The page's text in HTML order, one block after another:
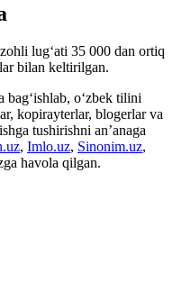
lug‘ati 35 000 dan ortiq
bilan keltirilgan.
o‘zbek tilini
kopirayterlar, blogerlar va
tushirishni an’anaga
, Imlo.uz, Sinonim.uz,
havola qilgan.